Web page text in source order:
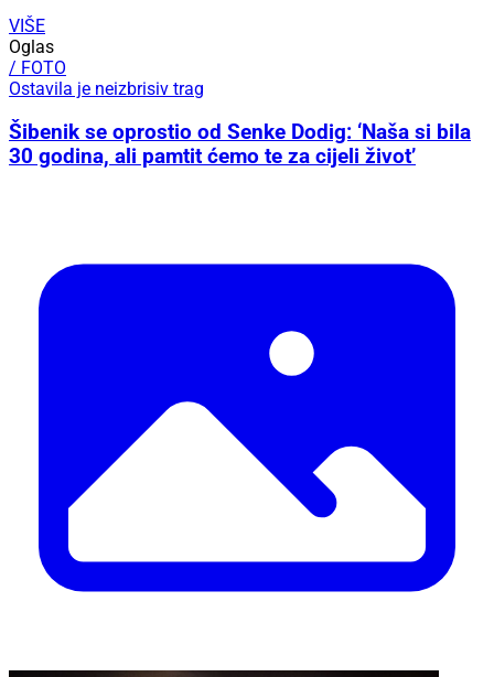
VIŠE
Oglas
/ FOTO
Ostavila je neizbrisiv trag
Šibenik se oprostio od Senke Dodig: ‘Naša si bila
30 godina, ali pamtit ćemo te za cijeli život’